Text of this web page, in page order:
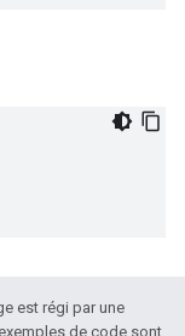
est régi par une
de code sont